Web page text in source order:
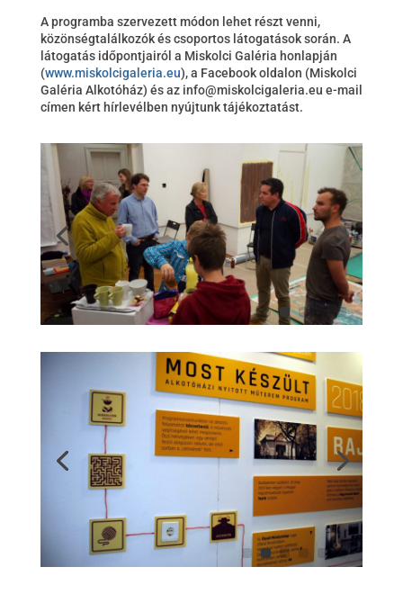
A programba szervezett módon lehet részt venni,
közönségtalálkozók és csoportos látogatások során. A
látogatás időpontjairól a Miskolci Galéria honlapján
(www.miskolcigaleria.eu), a Facebook oldalon (Miskolci
Galéria Alkotóház) és az info@miskolcigaleria.eu e-mail
címen kért hírlevélben nyújtunk tájékoztatást.